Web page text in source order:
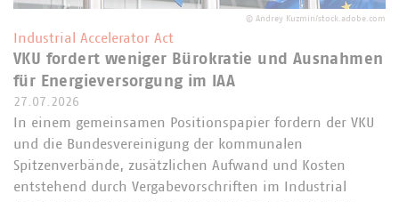
© Andrey Kuzmin/stock.adobe.com
Industrial Accelerator Act
VKU fordert weniger Bürokratie und Ausnahmen
für Energieversorgung im IAA
27.07.2026
In einem gemeinsamen Positionspapier fordern der VKU
und die Bundesvereinigung der kommunalen
Spitzenverbände, zusätzlichen Aufwand und Kosten
entstehend durch Vergabevorschriften im Industrial